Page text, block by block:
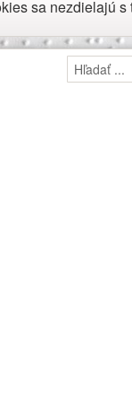
Hľadať ...
sa nezdielajú s